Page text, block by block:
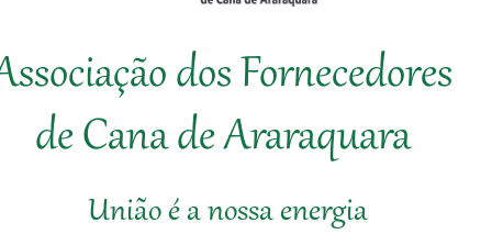
Canasol
Associação
Fornecedores
dos Fornecedores
de Cana de Araraquara
União é a nossa energia